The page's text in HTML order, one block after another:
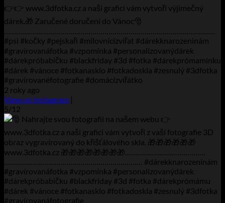
👉👉 www.3dfotka.cz a naši grafici vám vytvoří výjimečný
dárek.🎁 Zaručené doručení do Vánoc🎅
……………………………………………………………………………………………
#psi #kočky #pejskaři #milovnícizvířat #dárekknarozeninám
#gravírovanáfotka #vzpomínka #personalizovanýdárek
#dárekpróbabičku #blackfriday #3d #fotka #dárekprómaminku
#dárek #vánoce #fotkanasklo #fotkadoskla #zesnulý #3dfotka
#gravírovanéfotografie #domácízvířátko
2 roky ago
View on Instagram |
5/12